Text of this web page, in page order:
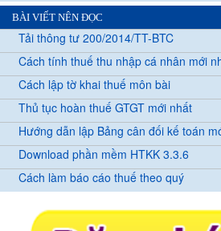
BÀI VIẾT NÊN ĐỌC
Tải thông tư 200/2014/TT-BTC
Cách tính thuế thu nhập cá nhân mới
Cách lập tờ khai thuế môn bài
Thủ tục hoàn thuế GTGT mới nhất
Hướng dẫn lập Bảng cân đối kế toán
Download phần mềm HTKK 3.3.6
Cách làm báo cáo thuế theo quý